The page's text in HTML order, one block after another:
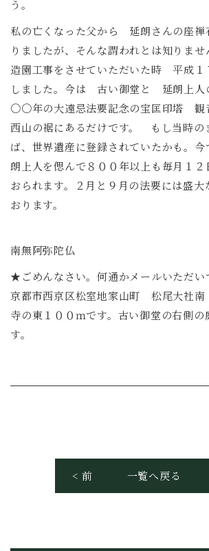
う。
私の亡くなった父から 延朗さんの座禅
りましたが、そんな謂われとは知りませ
造園工事をさせていただいた時 平成１
しました。今は 古い御堂と 延朗上
〇〇年の大遠忌法要記念の宝匡印塔 観
西山の裾にあるだけです。 もし当時の
ば、世界遺産に登録されていたかも。
朗上人を偲んで８００年以上も毎月１
おられます。２月と９月の法要には盛大
おります。
南無阿弥陀仏
★ごめんなさい。何通かメールいただい
京都市西京区松室地家山町 松尾大社
寺の東１００ｍです。古い御堂の右側の
す。
< 前 一覧へ戻る